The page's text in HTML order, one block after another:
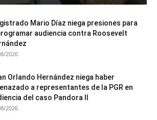
Mario Díaz niega presiones para
audiencia contra Roosevelt
2026
Orlando Hernández niega haber
a representantes de la PGR en
del caso Pandora II
2026